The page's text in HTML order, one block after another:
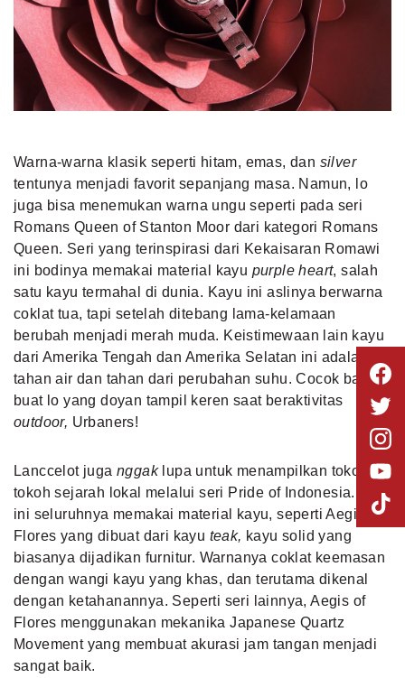
Warna-warna klasik seperti hitam, emas, dan silver
tentunya menjadi favorit sepanjang masa. Namun, lo
juga bisa menemukan warna ungu seperti pada seri
Romans Queen of Stanton Moor dari kategori Romans
Queen. Seri yang terinspirasi dari Kekaisaran Romawi
ini bodinya memakai material kayu purple heart, salah
satu kayu termahal di dunia. Kayu ini aslinya berwarna
coklat tua, tapi setelah ditebang lama-kelamaan
berubah menjadi merah muda. Keistimewaan lain kayu
dari Amerika Tengah dan Amerika Selatan ini adalah
tahan air dan tahan dari perubahan suhu. Cocok banget
buat lo yang doyan tampil keren saat beraktivitas
outdoor, Urbaners!
Lanccelot juga nggak lupa untuk menampilkan tokoh-
tokoh sejarah lokal melalui seri Pride of Indonesia. Seri
ini seluruhnya memakai material kayu, seperti Aegis of
Flores yang dibuat dari kayu teak, kayu solid yang
biasanya dijadikan furnitur. Warnanya coklat keemasan
dengan wangi kayu yang khas, dan terutama dikenal
dengan ketahanannya. Seperti seri lainnya, Aegis of
Flores menggunakan mekanika Japanese Quartz
Movement yang membuat akurasi jam tangan menjadi
sangat baik.